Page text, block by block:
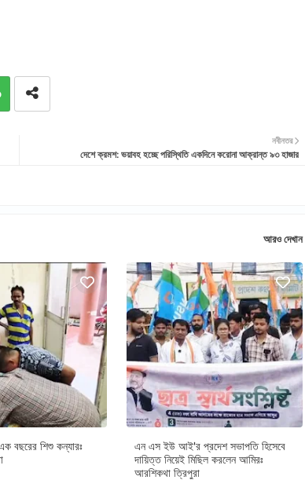
নবীনতর
দেশে ক্রমশ: ভয়াবহ হচ্ছে পরিস্থিতি একদিনে করোনা আক্রান্ত ৯৩ হাজার
আরও দেখান
বছরের শিশু কন্যারঃ
এন এস ইউ আই'র প্রদেশ সভাপতি হিসেবে
দায়িত্ত নিয়েই মিছিল করলেন আমিরঃ
আরশিকথা ত্রিপুরা